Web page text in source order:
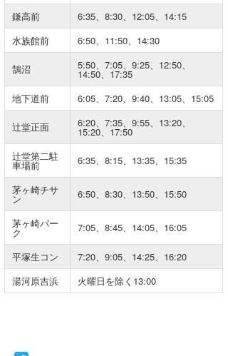
鎌高前
6:35、8:30、12:05、14:15
水族館前
6:50、11:50、14:30
鵠沼 5:50、7:05、9:25、12:50、
14:50、17:35
地下道前
6:05、7:20、9:40、13:05、15:05
辻堂正面 6:20、7:35、9:55、13:20、
15:20、17:50
辻堂第二駐
車場前 6:35、8:15、13:35、15:35
茅ヶ崎チサ
ン 6:50、8:30、13:50、15:50
茅ヶ崎パー
ク 7:05、8:45、14:05、16:05
平塚生コン
7:20、9:05、14:25、16:20
湯河原吉浜
火曜日を除く13:00
大野”MAR”修聖
喜納海人
H
KID
KY
MIN
mitz
OYZ
S.K
Soulman
VAGY